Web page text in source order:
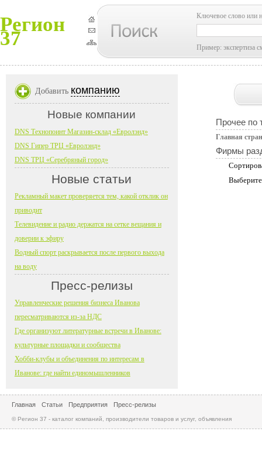
Регион
37
Ключевое слово или
Пример: экспертиза
Прочее по
Главная
Фирмы
Добавить компанию
Новые компании
DNS Технопоинт Магазин-склад «Евролэнд»
DNS Гипер ТРЦ «Евролэнд»
DNS ТРЦ «Серебряный город»
Новые статьи
Рекламный макет проверяется тем, какой отклик он
приводит
Телевидение и радио держатся на сетке вещания и
доверии к эфиру
Водный спорт раскрывается после первого выхода
на воду
Пресс-релизы
Управленческие решения бизнеса Иванова
пересматриваются из-за НДС
Где организуют литературные встречи в Иванове:
культурные площадки и сообщества
Хобби-клубы и объединения по интересам в
Иванове: где найти единомышленников
Главная Статьи Предприятия Пресс-релизы
© Регион 37 - каталог компаний, производители товаров и услуг, объявления